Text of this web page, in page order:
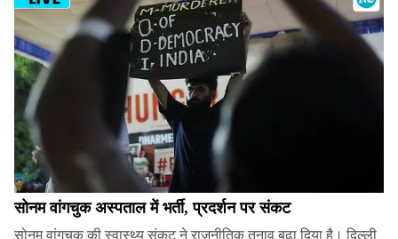
सोनम वांगचुक अस्पताल में भर्ती, प्रदर्शन पर संकट
सोनम वांगचुक की स्वास्थ्य संकट ने राजनीतिक तनाव बढ़ा दिया है। दिल्ली